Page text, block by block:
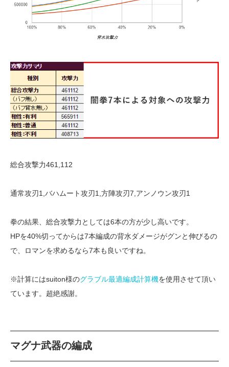
総合攻撃力461,112
通常攻刃1,バハムート攻刃1,方陣攻刃7,アンノウン攻刃1
拳の結果、総合攻撃力としては6本の方が少し高いです。
HPを40%切ってからは7本編成の背水ダメージがグンと伸びるの
で、ロマンを求めるなら7本も良いですね。
※計算にはsuiton様のグラブル最適編成計算機を使用させて頂い
ています。超絶感謝。
マグナ武器の編成